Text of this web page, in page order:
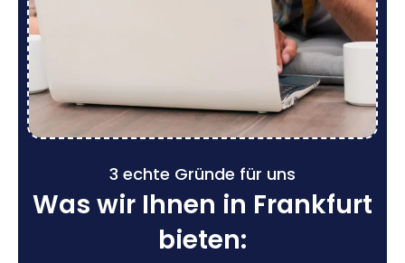
3 echte Gründe für uns
Was wir Ihnen in Frankfurt
bieten: